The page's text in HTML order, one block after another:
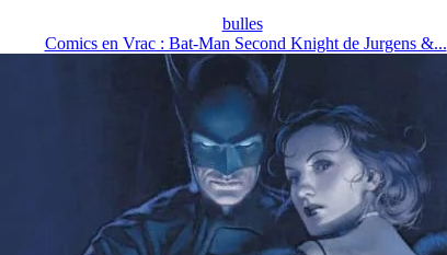
bulles
Comics en Vrac : Bat-Man Second Knight de Jurgens &...